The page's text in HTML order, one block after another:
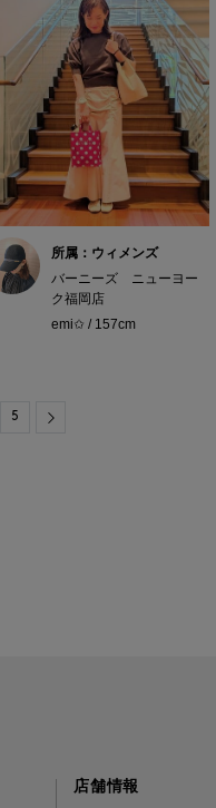
所属：ウィメンズ
バーニーズ ニューヨー
ク福岡店
emi✩ / 157cm
5
店舗情報